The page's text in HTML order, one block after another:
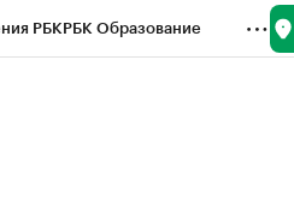
РБКРБК Образование